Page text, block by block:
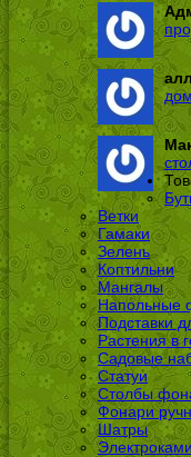
Ветки
Гамаки
Зелень
Коптильни
Мангалы
Напольные
Подставки
Растения в
Садовые
Статуи
Столбы
Фонари
Шатры